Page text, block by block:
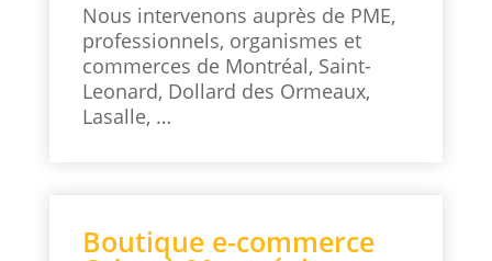
Nous intervenons auprès de PME,
professionnels, organismes et
commerces de Montréal, Saint-
Leonard, Dollard des Ormeaux,
Lasalle, …
Boutique e-commerce